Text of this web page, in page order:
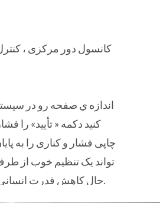
کانسول دور مرکزی ،
اندازه ي صفحه رو در
کنيد دکمه « تأیید» را
چاپی فشار و کناری را به
تواند یک تنظیم خوب از
حال کاهش قدرت انسانی و کاربری بالاتر باشد.